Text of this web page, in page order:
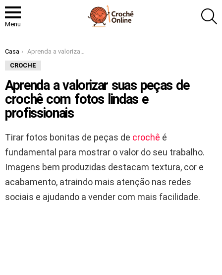
Menu
Você está aqui:
Casa
Aprenda a valorizar suas peças de crochê com fotos lindas e profissionais
CROCHE
Aprenda a valorizar suas peças de
crochê com fotos lindas e
profissionais
Tirar fotos bonitas de peças de crochê é
fundamental para mostrar o valor do seu trabalho.
Imagens bem produzidas destacam textura, cor e
acabamento, atraindo mais atenção nas redes
sociais e ajudando a vender com mais facilidade.